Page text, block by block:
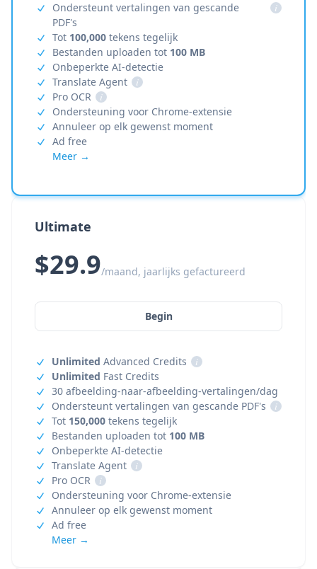
Ondersteunt vertalingen van gescande
PDF's
i
Tot 100,000 tekens tegelijk
Bestanden uploaden tot 100 MB
Onbeperkte AI-detectie
Translate Agent
i
Pro OCR
i
Ondersteuning voor Chrome-extensie
Annuleer op elk gewenst moment
Ad free
Meer →
Ultimate
$29.9/maand, jaarlijks gefactureerd
Begin
Unlimited Advanced Credits
i
Unlimited Fast Credits
30 afbeelding-naar-afbeelding-vertalingen/dag
Ondersteunt vertalingen van gescande PDF's
i
Tot 150,000 tekens tegelijk
Bestanden uploaden tot 100 MB
Onbeperkte AI-detectie
Translate Agent
i
Pro OCR
i
Ondersteuning voor Chrome-extensie
Annuleer op elk gewenst moment
Ad free
Meer →